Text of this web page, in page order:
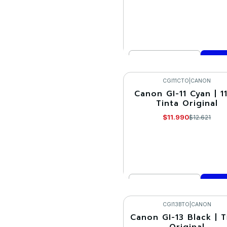
Comprar ahora
-5%
CGI11CTO CANON
Canon GI-11 Cyan |
Tinta Original
$11.990$12.621
Comprar ahora
-5%
CGI13BTO CANON
Canon GI-13 Black |